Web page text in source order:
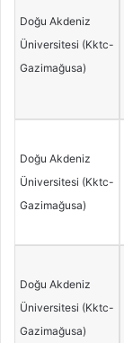
Doğu Akdeniz
Üniversitesi (Kktc-
Gazimağusa)
Doğu Akdeniz
Üniversitesi (Kktc-
Gazimağusa)
Doğu Akdeniz
Üniversitesi (Kktc-
Gazimağusa)